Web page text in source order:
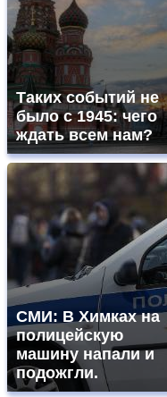
Таких событий не
было с 1945: чего
ждать всем нам?
СМИ: В Химках на
полицейскую
машину напали и
подожгли.